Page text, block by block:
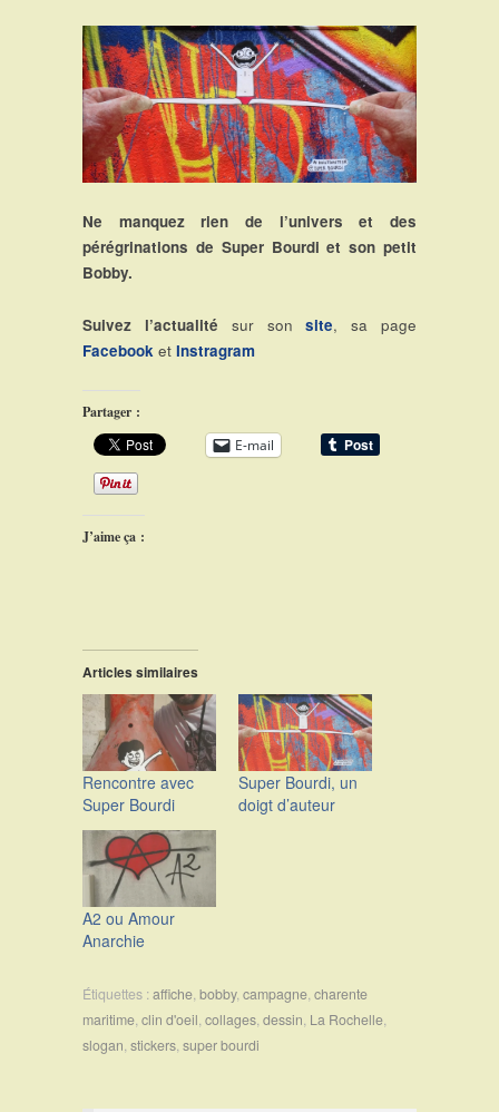
Ne manquez rien de l’univers et des
pérégrinations de Super Bourdi et son petit
Bobby.
Suivez l’actualité sur sonsite, sa page
Facebook et Instragram
Partager :
E-mail
J’aime ça :
Articles similaires
Rencontre avec
Super Bourdi
Super Bourdi, un
doigt d’auteur
A2 ou Amour
Anarchie
Étiquettes :affiche,bobby,campagne,charente
maritime,clin d'oeil,collages,dessin, La Rochelle,
slogan,stickers,super bourdi